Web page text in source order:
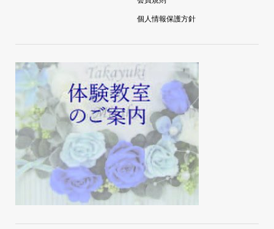
会員規則